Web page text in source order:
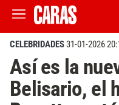
CELEBRIDADES31-01-2026
Así es la
Belisario, el